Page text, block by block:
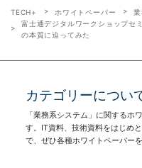
TECH+ ホワイトペーパー
富士通デジタルワークショップセ
の本質に迫ってみた
カテゴリーについ
「業務系システム」に関するホ
す。IT資料、技術資料をはじめ
で、ぜひ各種ホワイトペーパー